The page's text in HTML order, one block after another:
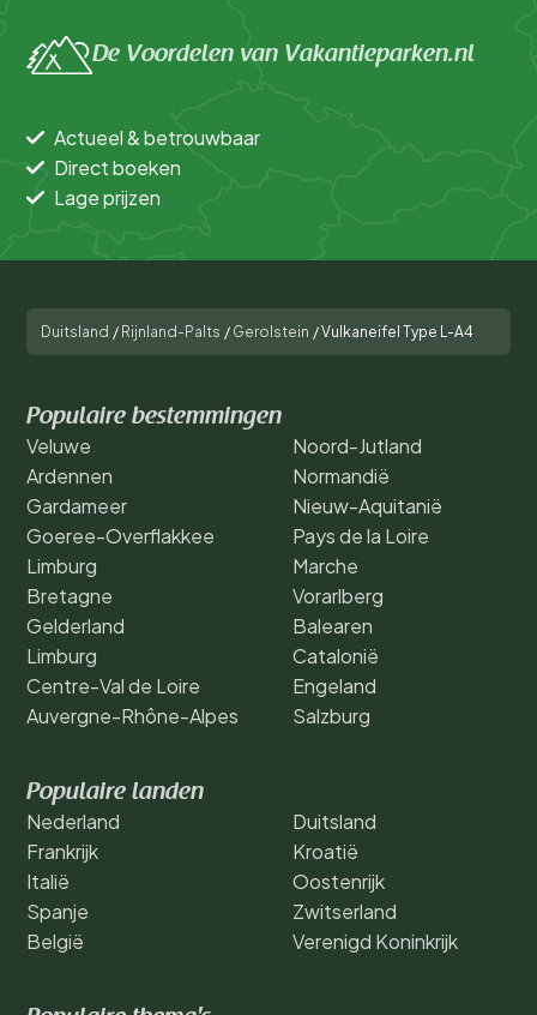
De Voordelen van Vakantieparken.nl
Actueel & betrouwbaar
Direct boeken
Lage prijzen
Duitsland / Rijnland-Palts / Gerolstein /Vulkaneifel Type L-A4
Populaire bestemmingen
Veluwe
Ardennen
Gardameer
Goeree-Overflakkee
Limburg
Bretagne
Gelderland
Limburg
Centre-Val de Loire
Auvergne-Rhône-Alpes
Noord-Jutland
Normandië
Nieuw-Aquitanië
Pays de la Loire
Marche
Vorarlberg
Balearen
Catalonië
Engeland
Salzburg
Populaire landen
Nederland
Frankrijk
Italië
Spanje
België
Duitsland
Kroatië
Oostenrijk
Zwitserland
Verenigd Koninkrijk